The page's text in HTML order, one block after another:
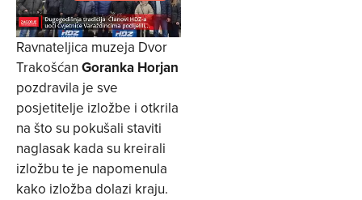
Ravnateljica muzeja Dvor
Trakošćan Goranka Horjan
pozdravila je sve
posjetitelje izložbe i otkrila
na što su pokušali staviti
naglasak kada su kreirali
izložbu te je napomenula
kako izložba dolazi kraju.